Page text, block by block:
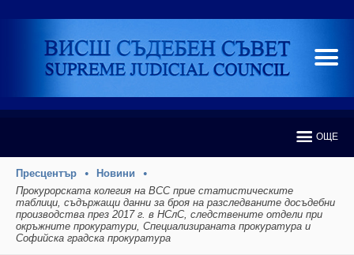
ОЩЕ
Пресцентър
Новини
Прокурорската колегия на ВСС прие статистическите
таблици, съдържащи данни за броя на разследваните досъдебни
производства през 2017 г. в НСлС, следствените отдели при
окръжните прокуратури, Специализираната прокуратура и
Софийска градска прокуратура